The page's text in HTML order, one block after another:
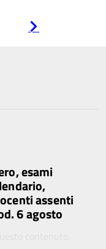
esami
assenti
6 agosto